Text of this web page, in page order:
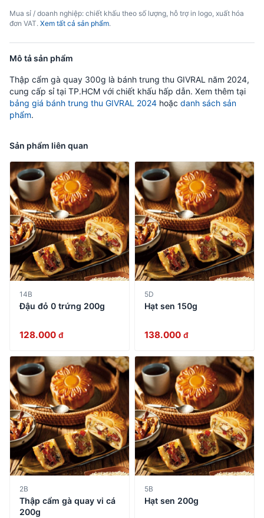
Mua sỉ / doanh nghiệp: chiết khấu theo số lượng, hỗ trợ in logo, xuất hóa
đơn VAT. Xem tất cả sản phẩm.
Mô tả sản phẩm
Thập cẩm gà quay 300g là bánh trung thu GIVRAL năm 2024,
cung cấp sỉ tại TP.HCM với chiết khấu hấp dẫn. Xem thêm tại
bảng giá bánh trung thu GIVRAL 2024 hoặc danh sách sản
phẩm.
Sản phẩm liên quan
14B
Đậu đỏ 0 trứng 200g
128.000 đ
5D
Hạt sen 150g
138.000 đ
2B
Thập cẩm gà quay vi cá
200g
5B
Hạt sen 200g